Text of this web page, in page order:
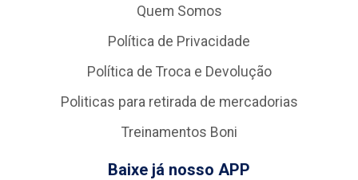
Quem Somos
Política de Privacidade
Política de Troca e Devolução
Politicas para retirada de mercadorias
Treinamentos Boni
Baixe já nosso APP